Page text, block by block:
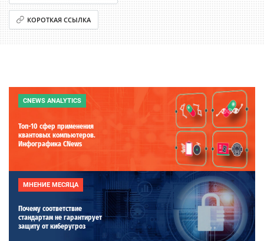
КОРОТКАЯ ССЫЛКА
CNEWS ANALYTICS
Топ-10 сфер применения
квантовых компьютеров.
Инфографика CNews
МНЕНИЕ МЕСЯЦА
Почему соответствие
стандартам не гарантирует
защиту от киберугроз